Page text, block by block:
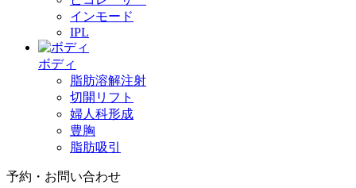
インモード
IPL
ボディ
脂肪溶解注射
切開リフト
婦人科形成
豊胸
脂肪吸引
予約・お問い合わせ